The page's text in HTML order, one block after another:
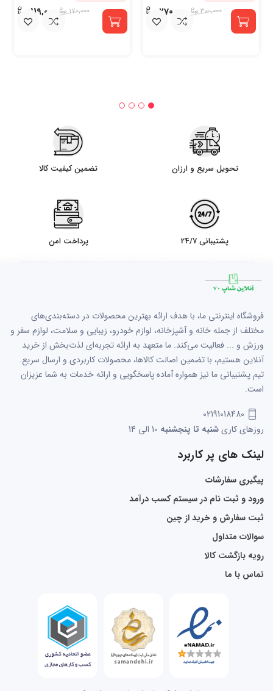
300,000
270,000
170,000
119,000
تحویل سریع و ارزان تضمین کیفیت کالا
پشتیبانی 24/7 پرداخت امن
فروشگاه اینترنتی ما، با هدف ارائه بهترین محصولات در دسته‌بندی‌های
مختلف از جمله خانه و آشپزخانه، لوازم خودرو، زیبایی و سلامت، لوازم سفر و
ورزش و ... فعالیت می‌کند. ما متعهد به ارائه تجربه‌ای لذت‌بخش از خرید
آنلاین هستیم، با تضمین اصالت کالاها، محصولات کاربردی و ارسال سریع.
تیم پشتیبانی ما نیز همواره آماده پاسخگویی و ارائه خدمات به شما عزیزان
است.
02191018480
روزهای کاریشنبه تا پنجشنبه
لینک های پر کاربرد
پیگیری سفارشات
ورود و ثبت نام در سیستم کسب درآمد
ثبت سفارش و خرید از چین
سوالات متداول
رویه بازگشت کالا
تماس با ما